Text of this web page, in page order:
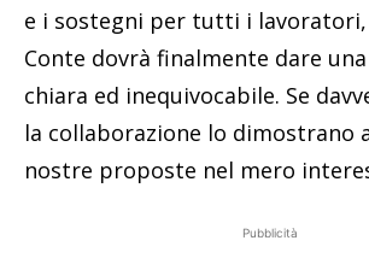
e i sostegni per tutti i
Conte dovrà finalmente dare
chiara ed inequivocabile. Se
la collaborazione lo dimostrano
nostre proposte nel mero
Pubblicità